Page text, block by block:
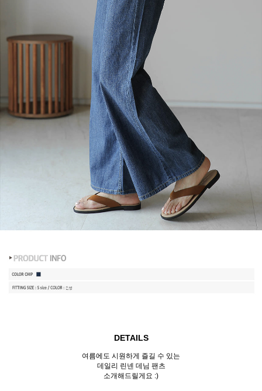
DETAILS
여름에도 시원하게 즐길 수 있는
데일리 린넨 데님 팬츠
소개해드릴게요 :)